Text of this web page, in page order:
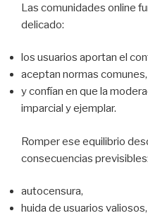
Las comunidades online
delicado:
los usuarios aportan el
aceptan normas comunes,
y confían en que la
imparcial y ejemplar.
Romper ese equilibrio
consecuencias previsibles:
autocensura,
huida de usuarios valiosos,